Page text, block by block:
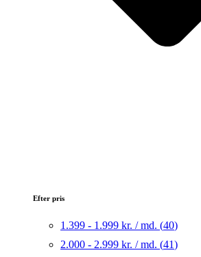
Efter pris
1.399 - 1.999 kr. / md. (40)
2.000 - 2.999 kr. / md. (41)